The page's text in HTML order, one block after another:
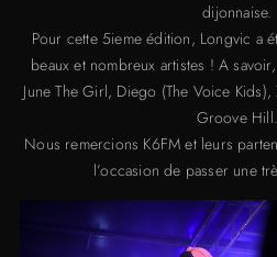
dijonnaise.
Pour cette 5ieme édition, Longvic a
beaux et nombreux artistes ! A
June The Girl, Diego (The Voice Kids),
Groove Hill.
Nous remercions K6FM et leurs
l’occasion de passer une